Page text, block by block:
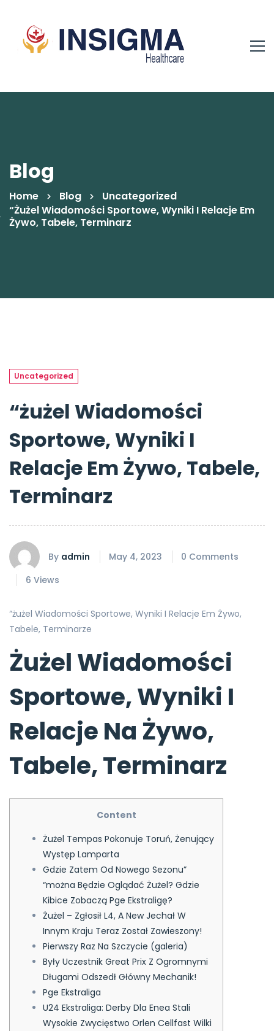
Blog
Home Blog
Uncategorized
“żużel Wiadomości Sportowe, Wyniki I Relacje Em
Żywo, Tabele, Terminarz
Uncategorized
“żużel Wiadomości
Sportowe, Wyniki I
Relacje Em Żywo, Tabele,
Terminarz
By admin May 4, 2023
0 Comments
6 Views
“żużel Wiadomości Sportowe, Wyniki I Relacje Em Żywo,
Tabele, Terminarze
Żużel Wiadomości
Sportowe, Wyniki I
Relacje Na Żywo,
Tabele, Terminarz
Content
Żużel Tempas Pokonuje Toruń, Żenujący
Występ Lamparta
Gdzie Zatem Od Nowego Sezonu”
“można Będzie Oglądać Żużel? Gdzie
Kibice Zobaczą Pge Ekstraligę?
Żużel – Zgłosił L4, A New Jechał W
Innym Kraju Teraz Został Zawieszony!
Pierwszy Raz Na Szczycie (galeria)
Były Uczestnik Great Prix Z Ogromnymi
Długami Odszedł Główny Mechanik!
Pge Ekstraliga
U24 Ekstraliga: Derby Dla Enea Stali
Wysokie Zwycięstwo Orlen Cellfast Wilki